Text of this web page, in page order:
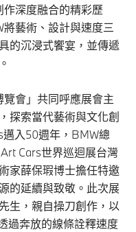
深度融合的精彩歷
藝術、設計與速度三
的沉浸式饗宴，並傳遞
會」共同呼應展會主
索當代藝術與文化創
入50週年，BMW總
Cars世界巡迴展台灣
家薛保瑕博士擔任特邀
的延續與致敬。此次展
生，親自操刀創作，以
過奔放的線條詮釋速度